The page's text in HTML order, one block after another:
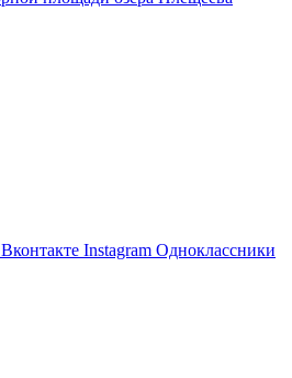
Вконтакте Instagram Одноклассники